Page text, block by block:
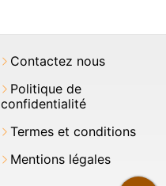
Contactez nous
Politique de
confidentialité
Termes et conditions
Mentions légales